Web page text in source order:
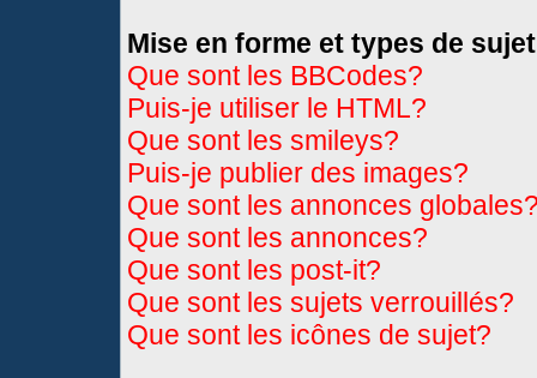
Mise en forme et types de sujet
Que sont les BBCodes?
Puis-je utiliser le HTML?
Que sont les smileys?
Puis-je publier des images?
Que sont les annonces
Que sont les annonces?
Que sont les post-it?
Que sont les sujets verrouillés?
Que sont les icônes de sujet?